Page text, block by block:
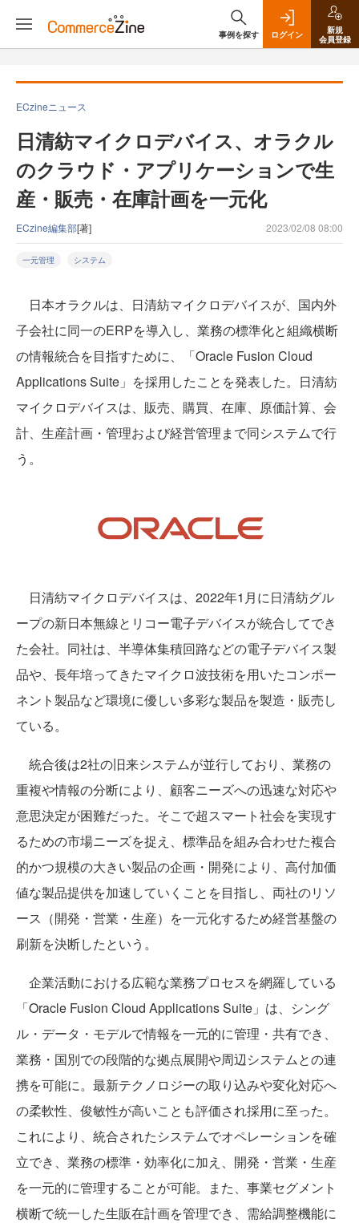
事例を探す ログイン
新規
会員登録
ECzineニュース
日清紡マイクロデバイス、オラクル
のクラウド・アプリケーションで生
産・販売・在庫計画を一元化
ECzine編集部[著] 2023/02/08 08:00
一元管理 システム
日本オラクルは、日清紡マイクロデバイスが、国内外
子会社に同一のERPを導入し、業務の標準化と組織横断
の情報統合を目指すために、「Oracle Fusion Cloud
Applications Suite」を採用したことを発表した。日清紡
マイクロデバイスは、販売、購買、在庫、原価計算、会
計、生産計画・管理および経営管理まで同システムで行
う。
日清紡マイクロデバイスは、2022年1月に日清紡グル
ープの新日本無線とリコー電子デバイスが統合してでき
た会社。同社は、半導体集積回路などの電子デバイス製
品や、長年培ってきたマイクロ波技術を用いたコンポー
ネント製品など環境に優しい多彩な製品を製造・販売し
ている。
統合後は2社の旧来システムが並行しており、業務の
重複や情報の分断により、顧客ニーズへの迅速な対応や
意思決定が困難だった。そこで超スマート社会を実現す
るための市場ニーズを捉え、標準品を組み合わせた複合
的かつ規模の大きい製品の企画・開発により、高付加価
値な製品提供を加速していくことを目指し、両社のリソ
ース（開発・営業・生産）を一元化するため経営基盤の
刷新を決断したという。
企業活動における広範な業務プロセスを網羅している
「Oracle Fusion Cloud Applications Suite」は、シング
ル・データ・モデルで情報を一元的に管理・共有でき、
業務・国別での段階的な拠点展開や周辺システムとの連
携を可能に。最新テクノロジーの取り込みや変化対応へ
の柔軟性、俊敏性が高いことも評価され採用に至った。
これにより、統合されたシステムでオペレーションを確
立でき、業務の標準・効率化に加え、開発・営業・生産
を一元的に管理することが可能。また、事業セグメント
横断で統一した生販在計画を管理でき、需給調整機能に